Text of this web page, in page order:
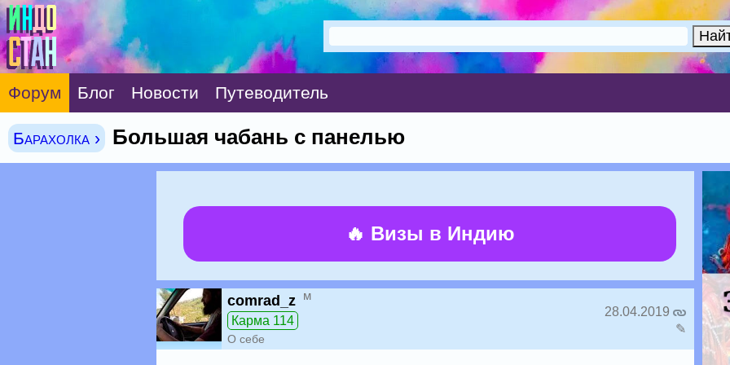
Форум Блог Новости Путеводитель
Барахолка › Большая чабань с панелью
🔥 Визы в Индию
comrad_z м
Карма 114
О себе
28.04.2019
✎